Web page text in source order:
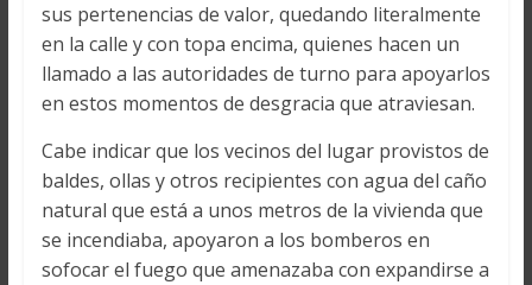
sus pertenencias de valor, quedando literalmente
en la calle y con topa encima, quienes hacen un
llamado a las autoridades de turno para apoyarlos
en estos momentos de desgracia que atraviesan.
Cabe indicar que los vecinos del lugar provistos de
baldes, ollas y otros recipientes con agua del caño
natural que está a unos metros de la vivienda que
se incendiaba, apoyaron a los bomberos en
sofocar el fuego que amenazaba con expandirse a